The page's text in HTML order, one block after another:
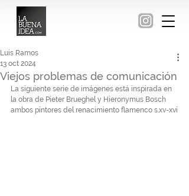
Viejos problemas de comunicación
Luis Ramos
13 oct 2024
La siguiente serie de imágenes está inspirada en
la obra de Pieter Brueghel y Hieronymus Bosch
ambos pintores del renacimiento flamenco s.xv-xvi